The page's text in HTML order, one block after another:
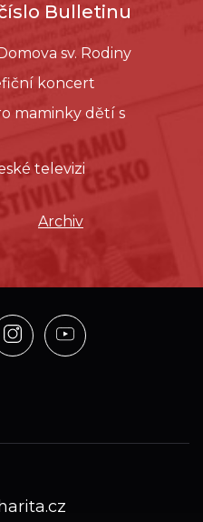
Bulletinu
sv. Rodiny
koncert
maminky dětí s
televizi
Archiv
Profil
na
Profil
na